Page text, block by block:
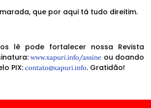
que por aqui tá tudo direitim.
lê pode fortalecer nossa Revista
www.xapuri.info/assine ou doando
PIX: contato@xapuri.info. Gratidão!